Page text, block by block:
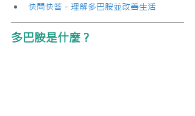
快問快答－理解多巴胺並改善生活
多巴胺是什麼？